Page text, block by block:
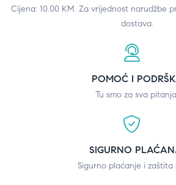
Cijena: 10.00 KM. Za vrijednost narudžbe
dostava.
POMOĆ I
Tu smo za sva
SIGURNO
Sigurno plaćanje i zaštita